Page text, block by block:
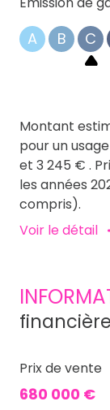
A B C
Montant
pour un
et 3 245 € .
les années
compris).
Voir le détail
Prix de vente
680 000 €